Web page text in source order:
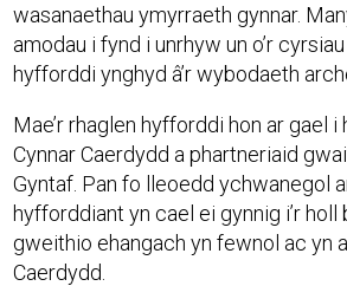
wasanaethau ymyrraeth gynnar.
amodau i fynd i unrhyw un o’r
hyfforddi ynghyd â’r wybodaeth
Mae’r rhaglen hyfforddi hon ar gael
Cynnar Caerdydd a phartneriaid
Gyntaf. Pan fo lleoedd ychwanegol
hyfforddiant yn cael ei gynnig i’r holl
gweithio ehangach yn fewnol ac yn
Caerdydd.